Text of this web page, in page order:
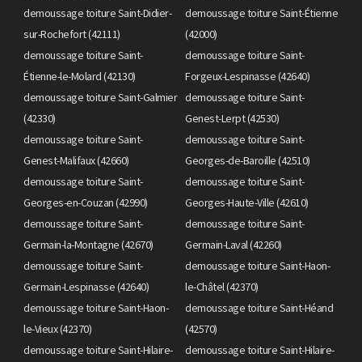
demoussage toiture Saint-Didier-
sur-Rochefort (42111)
demoussage toiture Saint-Étienne
(42000)
demoussage toiture Saint-
Étienne-le-Molard (42130)
demoussage toiture Saint-
Forgeux-Lespinasse (42640)
demoussage toiture Saint-Galmier
(42330)
demoussage toiture Saint-
Genest-Lerpt (42530)
demoussage toiture Saint-
Genest-Malifaux (42660)
demoussage toiture Saint-
Georges-de-Baroille (42510)
demoussage toiture Saint-
Georges-en-Couzan (42990)
demoussage toiture Saint-
Georges-Haute-Ville (42610)
demoussage toiture Saint-
Germain-la-Montagne (42670)
demoussage toiture Saint-
Germain-Laval (42260)
demoussage toiture Saint-
Germain-Lespinasse (42640)
demoussage toiture Saint-Haon-
le-Châtel (42370)
demoussage toiture Saint-Haon-
le-Vieux (42370)
demoussage toiture Saint-Héand
(42570)
demoussage toiture Saint-Hilaire-
demoussage toiture Saint-Hilaire-